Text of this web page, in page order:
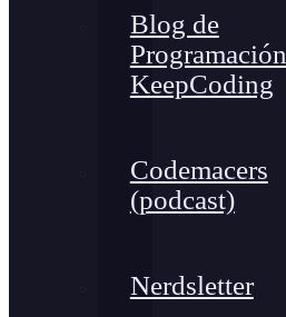
Blog de
Programación
KeepCoding
Codemacers
(podcast)
Nerdsletter